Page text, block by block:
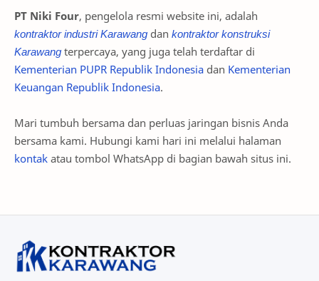
PT Niki Four, pengelola resmi website ini, adalah
kontraktor industri Karawang dan kontraktor konstruksi
Karawang terpercaya, yang juga telah terdaftar di
Kementerian PUPR Republik Indonesia dan Kementerian
Keuangan Republik Indonesia.
Mari tumbuh bersama dan perluas jaringan bisnis Anda
bersama kami. Hubungi kami hari ini melalui halaman
kontak atau tombol WhatsApp di bagian bawah situs ini.